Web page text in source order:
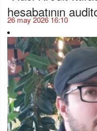
hesabatının
26 may 2026 16:10